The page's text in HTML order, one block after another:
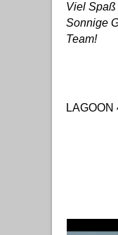
Viel Spaß
Sonnige
Team!